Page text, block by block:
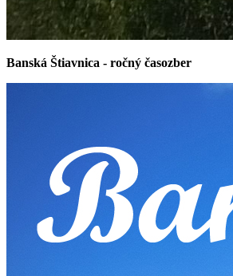
Banská Štiavnica - ročný časozber